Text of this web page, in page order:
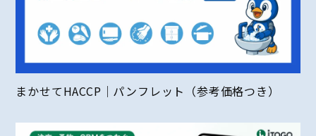
まかせてHACCP｜パンフレット（参考価格つき）